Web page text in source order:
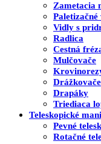
Zametacia
Vidly s
Radlica
Cestná
Mulčovače
Drážkovače
Drapáky
Triediaca
Teleskopické
Pevné
Rotačné